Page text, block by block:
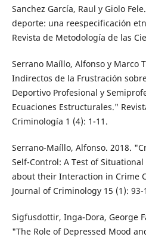
Sanchez García, Raul y Giolo
deporte: una reespecificación
Revista de Metodología de las
Serrano Maíllo, Alfonso y Marco
Indirectos de la Frustración
Deportivo Profesional y
Ecuaciones Estructurales."
Criminología 1 (4): 1-11.
Serrano-Maíllo, Alfonso. 2018.
Self-Control: A Test of
about their Interaction in Crime
Journal of Criminology 15 (1): 93-
Sigfusdottir, Inga-Dora, George
"The Role of Depressed Mood